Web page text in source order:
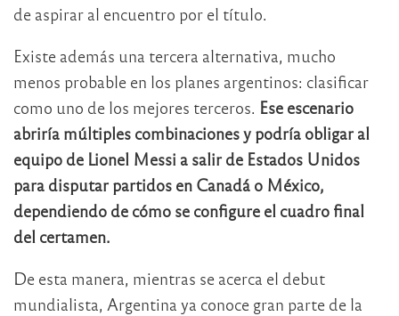
de aspirar al encuentro por el título.
Existe además una tercera alternativa, mucho
menos probable en los planes argentinos: clasificar
como uno de los mejores terceros. Ese escenario
abriría múltiples combinaciones y podría obligar al
equipo de Lionel Messi a salir de Estados Unidos
para disputar partidos en Canadá o México,
dependiendo de cómo se configure el cuadro final
del certamen.
De esta manera, mientras se acerca el debut
mundialista, Argentina ya conoce gran parte de la